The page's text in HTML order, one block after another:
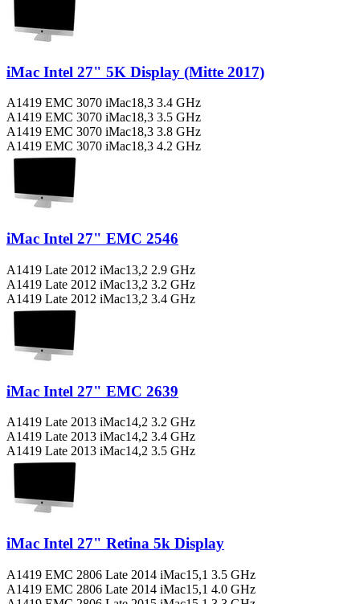
iMac Intel 27" 5K Display (Mitte 2017)
A1419 EMC 3070 iMac18,3 3.4 GHz
A1419 EMC 3070 iMac18,3 3.5 GHz
A1419 EMC 3070 iMac18,3 3.8 GHz
A1419 EMC 3070 iMac18,3 4.2 GHz
iMac Intel 27" EMC 2546
A1419 Late 2012 iMac13,2 2.9 GHz
A1419 Late 2012 iMac13,2 3.2 GHz
A1419 Late 2012 iMac13,2 3.4 GHz
iMac Intel 27" EMC 2639
A1419 Late 2013 iMac14,2 3.2 GHz
A1419 Late 2013 iMac14,2 3.4 GHz
A1419 Late 2013 iMac14,2 3.5 GHz
iMac Intel 27" Retina 5k Display
A1419 EMC 2806 Late 2014 iMac15,1 3.5 GHz
A1419 EMC 2806 Late 2014 iMac15,1 4.0 GHz